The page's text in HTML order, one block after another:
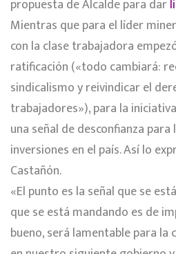
propuesta de Alcalde para dar
Mientras que para el líder
con la clase trabajadora
ratificación («todo cambiará:
sindicalismo y reivindicar el
trabajadores»), para la
una señal de desconfianza
inversiones en el país. Así lo
Castañón.
«El punto es la señal que se
que se está mandando es de
bueno, será lamentable para la